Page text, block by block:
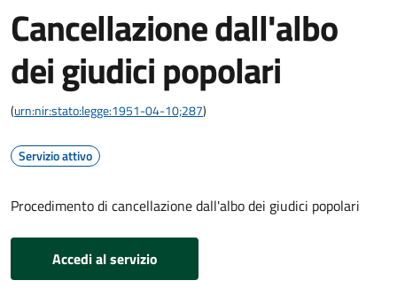
Cancellazione dall'albo
dei giudici popolari
(urn:nir:stato:legge:1951-04-10;287)
Servizio attivo
Procedimento di cancellazione dall'albo dei giudici popolari
Accedi al servizio